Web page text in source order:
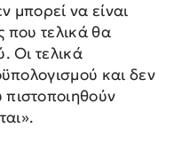
μπορεί να είναι
που τελικά θα
Οι τελικά
και δεν